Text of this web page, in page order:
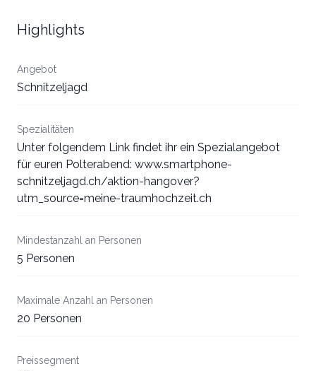
Highlights
Angebot
Schnitzeljagd
Spezialitäten
Unter folgendem Link findet ihr ein Spezialangebot
für euren Polterabend: www.smartphone-
schnitzeljagd.ch/aktion-hangover?
utm_source=meine-traumhochzeit.ch
Mindestanzahl an Personen
5 Personen
Maximale Anzahl an Personen
20 Personen
Preissegment